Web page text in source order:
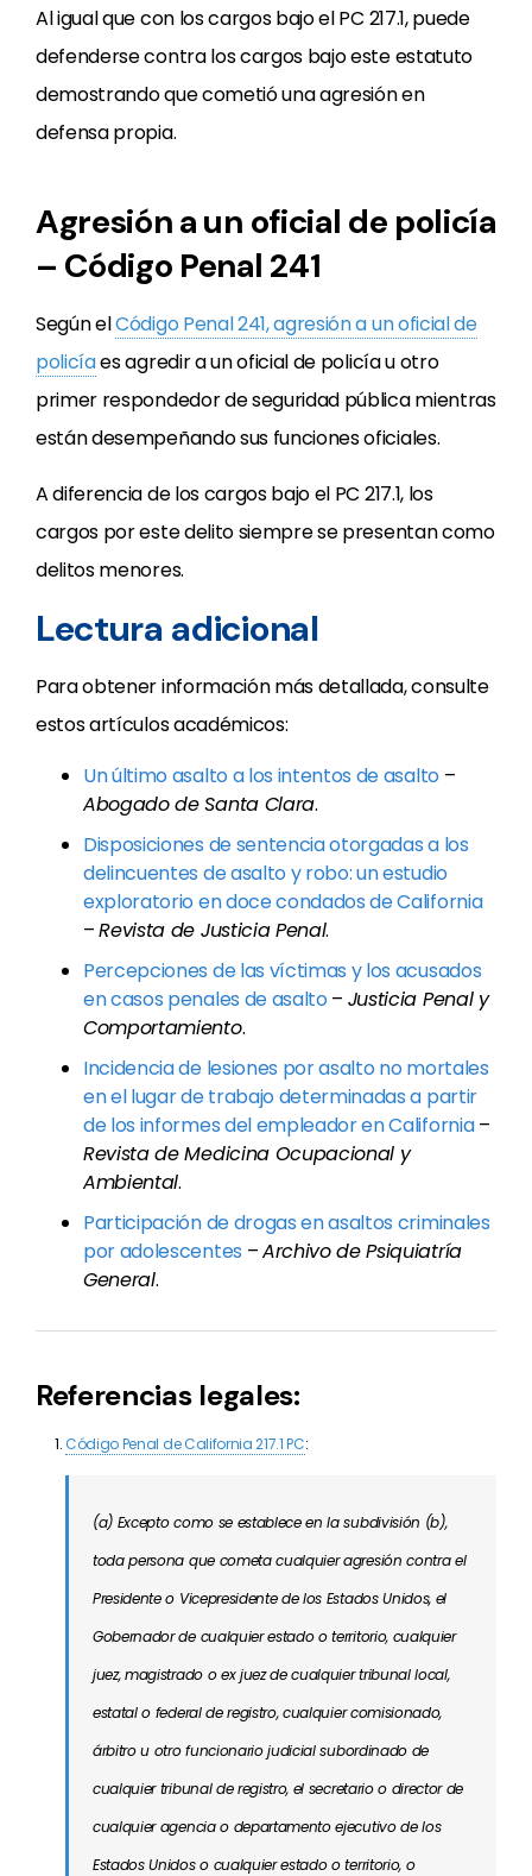
Al igual que con los cargos bajo el PC 217.1, puede
defenderse contra los cargos bajo este estatuto
demostrando que cometió una agresión en
defensa propia.
Agresión a un oficial de policía
– Código Penal 241
Según elCódigo Penal 241, agresión a un oficial de
policíaes agredir a un oficial de policía u otro
primer respondedor de seguridad pública mientras
están desempeñando sus funciones oficiales.
A diferencia de los cargos bajo el PC 217.1, los
cargos por este delito siempre se presentan como
delitos menores.
Lectura adicional
Para obtener información más detallada, consulte
estos artículos académicos:
Un último asalto a los intentos de asalto–
Abogado de Santa Clara.
Disposiciones de sentencia otorgadas a los
delincuentes de asalto y robo: un estudio
exploratorio en doce condados de California
–Revista de Justicia Penal.
Percepciones de las víctimas y los acusados
en casos penales de asalto– Justicia Penal y
Comportamiento.
Incidencia de lesiones por asalto no mortales
en el lugar de trabajo determinadas a partir
de los informes del empleador en California–
Revista de Medicina Ocupacional y
Ambiental.
Participación de drogas en asaltos criminales
por adolescentes –Archivo de Psiquiatría
General.
Referencias legales:
Código Penal de California 217.1 PC:
(a) Excepto como se establece en la subdivisión (b),
toda persona que cometa cualquier agresión contra el
Presidente o Vicepresidente de los Estados Unidos, el
Gobernador de cualquier estado o territorio, cualquier
juez, magistrado o ex juez de cualquier tribunal local,
estatal o federal de registro, cualquier comisionado,
árbitro u otro funcionario judicial subordinado de
cualquier tribunal de registro, el secretario o director de
cualquier agencia o departamento ejecutivo de los
Estados Unidos o cualquier estado o territorio, o